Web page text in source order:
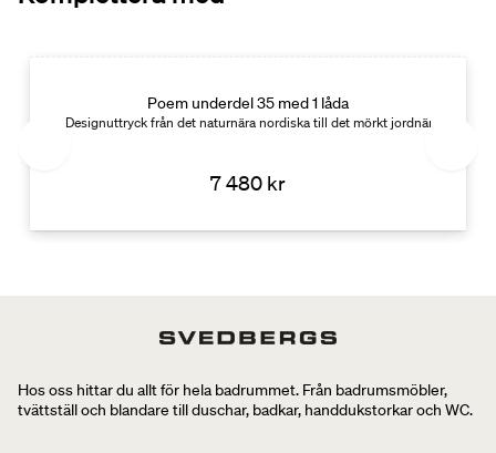
45. Bredd: 60, 80, 100, 120.
Poem underdel 35 med 1 låda
Designuttryck från det naturnära nordiska till det mörkt jordnära. Djup:
7 480 kr
Hos oss hittar du allt för hela badrummet. Från badrumsmöbler,
tvättställ och blandare till duschar, badkar, handdukstorkar och WC.